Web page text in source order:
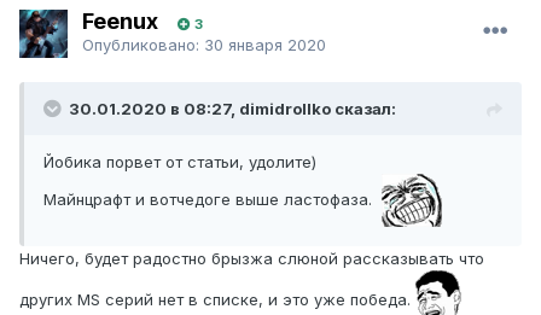
Feenux 3
Опубликовано: 30 января 2020
30.01.2020 в 08:27, dimidrollko сказал:
Йобика порвет от статьи, удолите)
Майнцрафт и вотчедоге выше ластофаза.
Ничего, будет радостно брызжа слюной рассказывать что
других MS серий нет в списке, и это уже победа.